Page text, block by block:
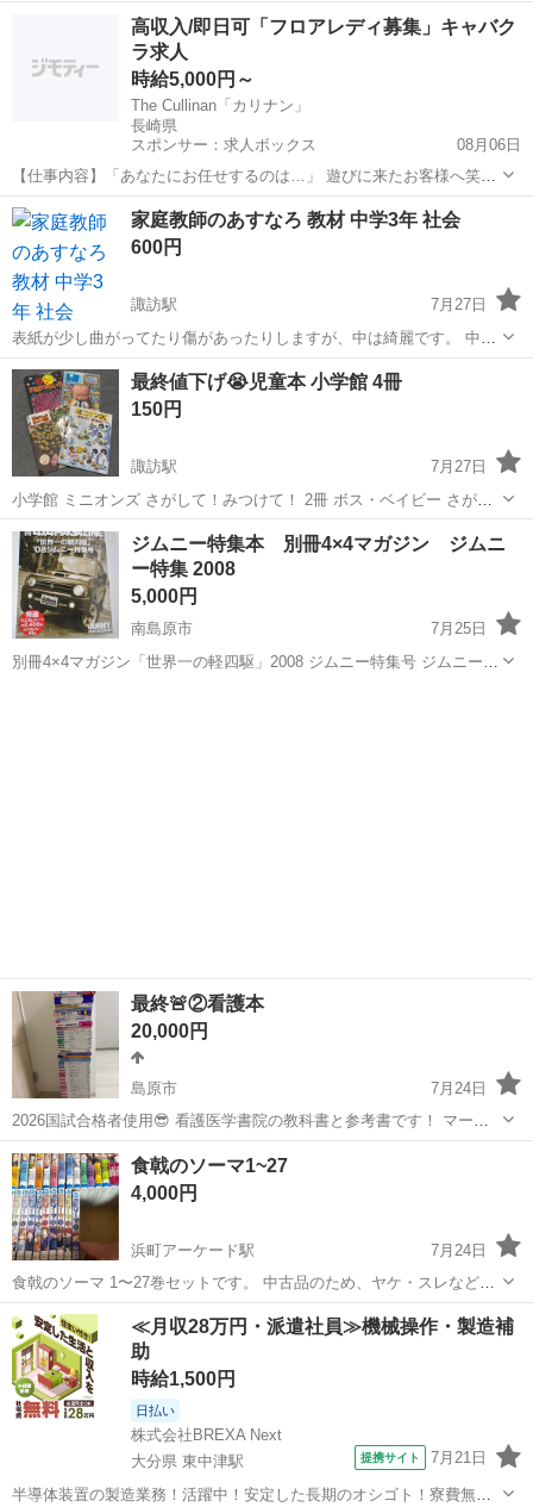
国語 問題集 テスト対策本 要点シート 予習 復習 解答解説付き 専用の
ハードケースに入れてお渡しします。
大村市 諏訪駅 語学、辞書 あすなろ
高収入/即日可「フロアレディ募集」キャバク
ラ求人
時給5,000円～
The Cullinan「カリナン」
長崎県
スポンサー：求人ボックス
08月06日
【仕事内容】「あなたにお任せするのは…」 遊びに来たお客様へ笑顔
でご挨拶 お好みのドリンクを作ってご提供 ワイワイお話で盛り上げる
最後はニッコリお見送り 「The Cullinan「カリナン」」でのお仕事
に、これ以上難しいことは...
アルバイト・パート
家庭教師のあすなろ 教材 中学3年 社会
600円
諏訪駅
7月27日
表紙が少し曲がってたり傷があったりしますが、中は綺麗です。 中3
社会 公民 予習 復習 専用のハードケースに入れてお渡しします。
長崎 大村市 諏訪駅 参考書 あすなろ
最終値下げ😭児童本 小学館 4冊
150円
諏訪駅
7月27日
小学館 ミニオンズ さがして！みつけて！ 2冊 ボス・ベイビー さがし
て！みつけて！ 超ムズ！おばけめいろ の4冊セット 表紙はよれてます
が、中はらくがきや破れなどもなく比較的綺麗な状態です。
長崎 大村市 絵本
ジムニー特集本 別冊4×4マガジン ジムニ
ー特集 2008
5,000円
南島原市
7月25日
別冊4×4マガジン「世界一の軽四駆」2008 ジムニー特集号 ジムニーの
最終🚨②看護本
20,000円
島原市
7月24日
2026国試合格者使用😎 看護医学書院の教科書と参考書です！ マーキ
ングやメモ等あるためご理解頂ける方のみお願いいたします🙇‍♀️
長崎 島原市 医学、薬学、看護
食戟のソーマ1~27
4,000円
浜町アーケード駅
7月24日
食戟のソーマ 1〜27巻セットです。 中古品のため、ヤケ・スレなど使
用感がありますが、通読には問題ありません。 バラ売りは考えており
ません。 自宅保管の中古品ですので、ご理解いただける方のみご購入
をお願いいたします。 ...
長崎 長崎市 浜町アーケード駅
マンガ、コミック、アニメ
≪月収28万円・派遣社員≫機械操作・製造補
助
時給1,500円
日払い
株式会社BREXA Next
大分県 東中津駅
提携サイト 7月21日
半導体装置の製造業務！活躍中！安定した長期のオシゴト！寮費無料